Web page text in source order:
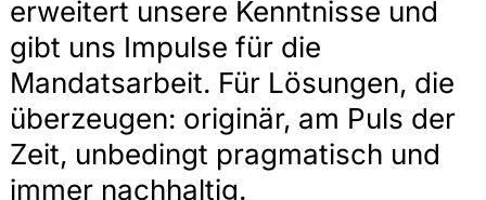
erweitert unsere Kenntnisse und
gibt uns Impulse für die
Mandatsarbeit. Für Lösungen, die
überzeugen: originär, am Puls der
Zeit, unbedingt pragmatisch und
immer nachhaltig.